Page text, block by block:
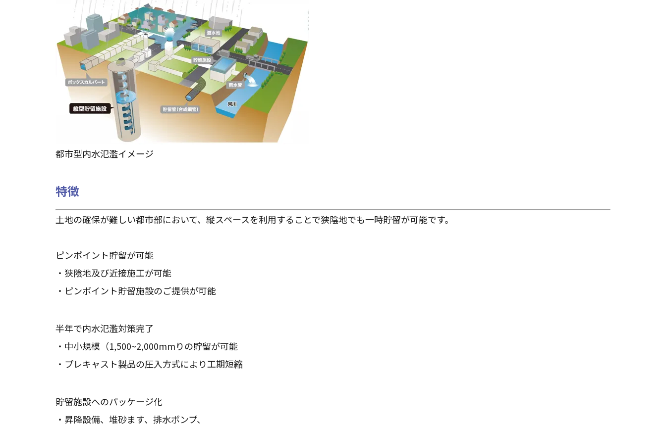
都市型内水氾濫イメージ
特徴
土地の確保が難しい都市部において、縦スペースを利用することで狭陰地でも一時貯留が可能です。
ピンポイント貯留が可能
・狭陰地及び近接施工が可能
・ピンポイント貯留施設のご提供が可能
半年で内水氾濫対策完了
・中小規模（1,500~2,000mmりの貯留が可能
・プレキャスト製品の圧入方式により工期短縮
貯留施設へのパッケージ化
・昇降設備、堆砂ます、排水ポンプ、